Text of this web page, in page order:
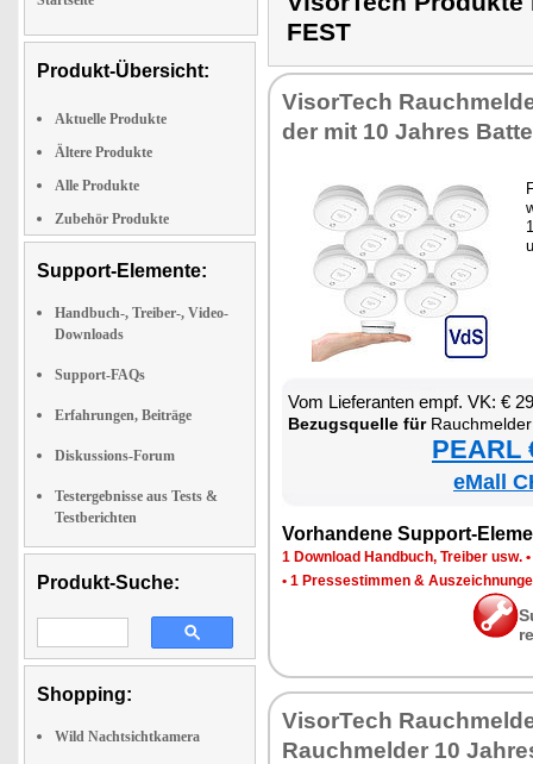
Produkt-Übersicht:
Aktuelle Produkte
Ältere Produkte
Alle Produkte
Zubehör Produkte
Support-Elemente:
Handbuch-, Treiber-, Video-
Downloads
Support-FAQs
Erfahrungen, Beiträge
Diskussions-Forum
Testergebnisse aus Tests &
Testberichten
Produkt-Suche:
Shopping:
Wild Nachtsichtkamera
FEST
Vi­sor­Tech
der mit 10 Jah­res
Vom Lie­fe­ran­ten empf. VK: €
Be­zugs­quel­le fürRauch­mel­der mit
PEARL
eMall
Vor­han­de­ne Sup­port-
1 Down­load Hand­buch, Trei­ber usw. •
• 1 Pres­se­stim­men &
Vi­sor­Tech
Rauch­mel­der 10